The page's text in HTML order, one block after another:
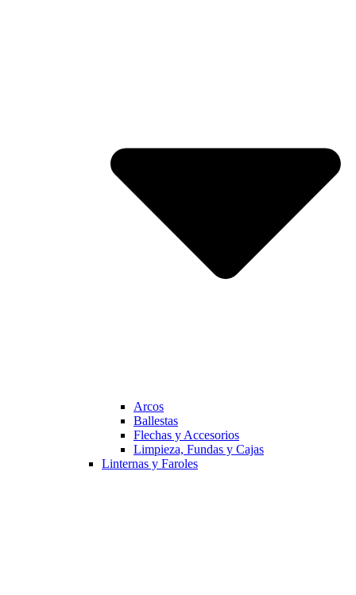
Arcos
Ballestas
Flechas y Accesorios
Limpieza, Fundas y Cajas
Linternas y Faroles